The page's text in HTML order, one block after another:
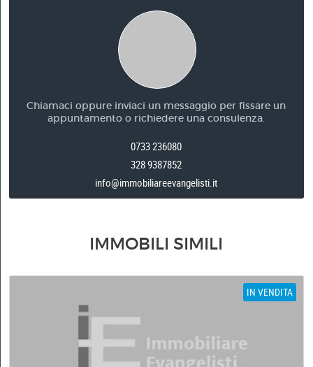
Chiamaci oppure inviaci un messaggio per fissare un
appuntamento o richiedere una consulenza.
0733 236080
328 9387852
info@immobiliareevangelisti.it
IMMOBILI SIMILI
IN VENDITA